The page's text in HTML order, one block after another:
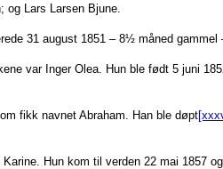
og Lars Larsen Bjune.
31 august 1851 – 8½ måned gammel
var Inger Olea. Hun ble født 5 juni
fikk navnet Abraham. Han ble døpt
Hun kom til verden 22 mai 1857